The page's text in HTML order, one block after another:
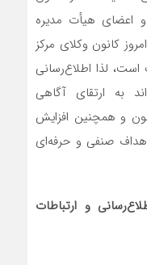
اعضای هیأت ‌مدیره
کانون وکلای مرکز
لذا اطلاع‌رسانی
به ارتقای آگاهی
و همچنین افزایش
صنفی و حرفه‌ای
و ارتباطات